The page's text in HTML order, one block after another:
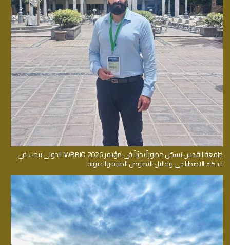
جامعة القدس تسجّل حضوراً بحثياً في مؤتمر IWBBIO 2026 الدولي ببحث في
الذكاء الاصطناعي وتحليل النصوص الطبية والحيوية